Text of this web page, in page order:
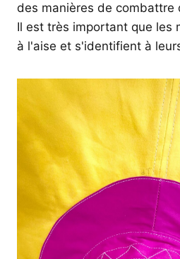
des manières de combattre
Il est très important que les
à l'aise et s'identifient à